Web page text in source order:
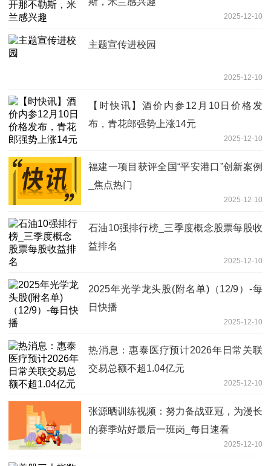
2025-12-10
主题宣传进校园
2025-12-10
【时快讯】酒价内参12月10日价格发
布，青花郎强势上涨14元
2025-12-10
福建一项目获评全国“平安港口”创新案例
_焦点热门
2025-12-10
石油10强排行榜_三季度概念股票每股收
益排名
2025-12-10
2025年光学龙头股(附名单)（12/9）-每
日快播
2025-12-10
热消息：惠泰医疗预计2026年日常关联
交易总额不超1.04亿元
2025-12-10
张源晒训练视频：努力备战亚冠，为漫长
的赛季站好最后一班岗_每日速看
2025-12-10